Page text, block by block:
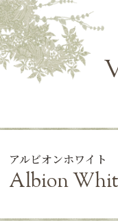
アルビオンホワイト
Albion